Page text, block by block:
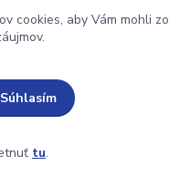
cookies, aby Vám mohli
Súhlasím
tu.